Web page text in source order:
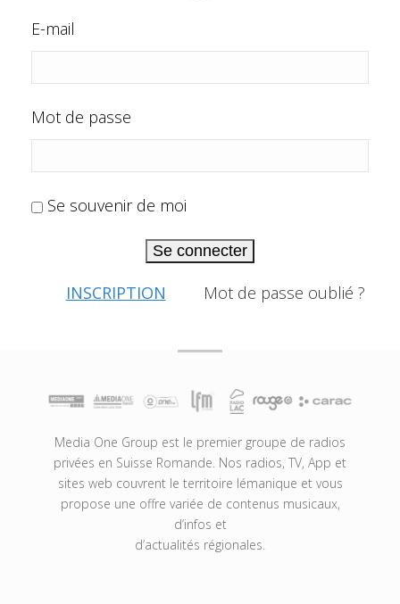
E-mail
Mot de passe
Se souvenir de moi
Se connecter
INSCRIPTION Mot de passe oublié ?
Media One Group est le premier groupe de radios
privées en Suisse Romande. Nos radios, TV, App et
sites web couvrent le territoire lémanique et vous
propose une offre variée de contenus musicaux,
d’infos et
d’actualités régionales.